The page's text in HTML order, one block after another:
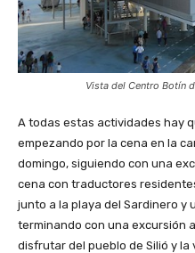
Vista del Centro Botín
A todas estas actividades hay
empezando por la cena en la
domingo, siguiendo con una
cena con traductores
junto a la playa del Sardinero y
terminando con una excursión
disfrutar del pueblo de Silió y la